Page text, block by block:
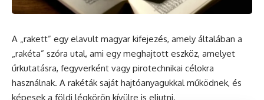
A „rakett” egy elavult magyar kifejezés, amely általában a
„rakéta” szóra utal, ami egy meghajtott eszköz, amelyet
űrkutatásra, fegyverként vagy pirotechnikai célokra
használnak. A rakéták saját hajtóanyagukkal működnek, és
képesek a földi légkörön kívülre is eljutni.